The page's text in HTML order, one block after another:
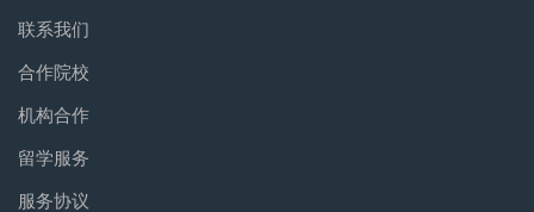
联系我们
合作院校
机构合作
留学服务
服务协议